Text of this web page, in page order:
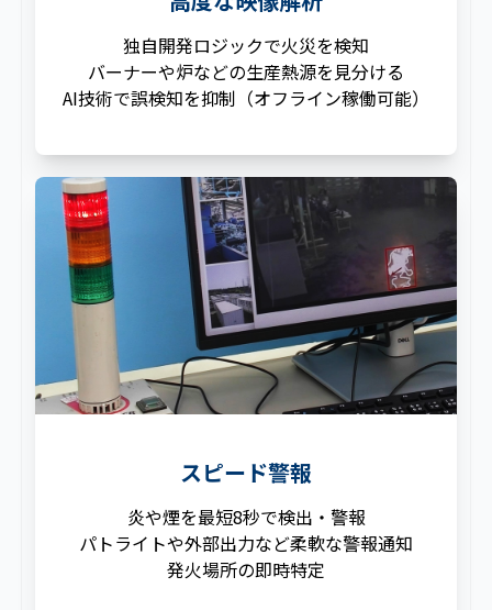
独自開発ロジックで火災を検知
バーナーや炉などの生産熱源を見分ける
AI技術で誤検知を抑制（オフライン稼働可能）
スピード警報
炎や煙を最短8秒で検出・警報
パトライトや外部出力など柔軟な警報通知
発火場所の即時特定